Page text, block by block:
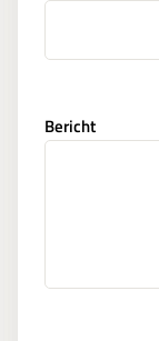
Bericht